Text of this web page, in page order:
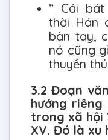
“ Cái
thời Hán
bàn tay,
nó cũng
thuyền
3.2 Đoạn
hướng
trong xã hội
XV. Đó là xu